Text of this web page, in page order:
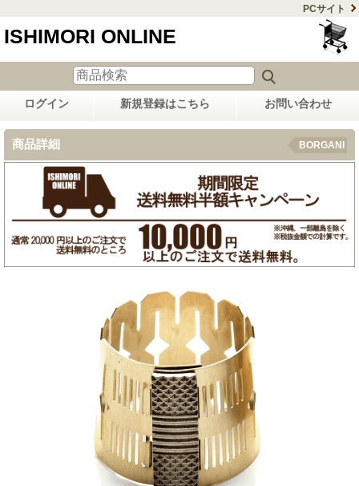
PCサイト
ISHIMORI ONLINE
ログイン 新規登録はこちら お問い合わせ
商品詳細 BORGANI